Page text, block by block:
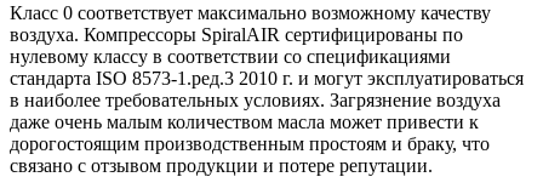
Класс 0 соответствует максимально возможному качеству
воздуха. Компрессоры SpiralAIR сертифицированы по
нулевому классу в соответствии со спецификациями
стандарта ISO 8573-1.ред.3 2010 г. и могут эксплуатироваться
в наиболее требовательных условиях. Загрязнение воздуха
даже очень малым количеством масла может привести к
дорогостоящим производственным простоям и браку, что
связано с отзывом продукции и потере репутации.